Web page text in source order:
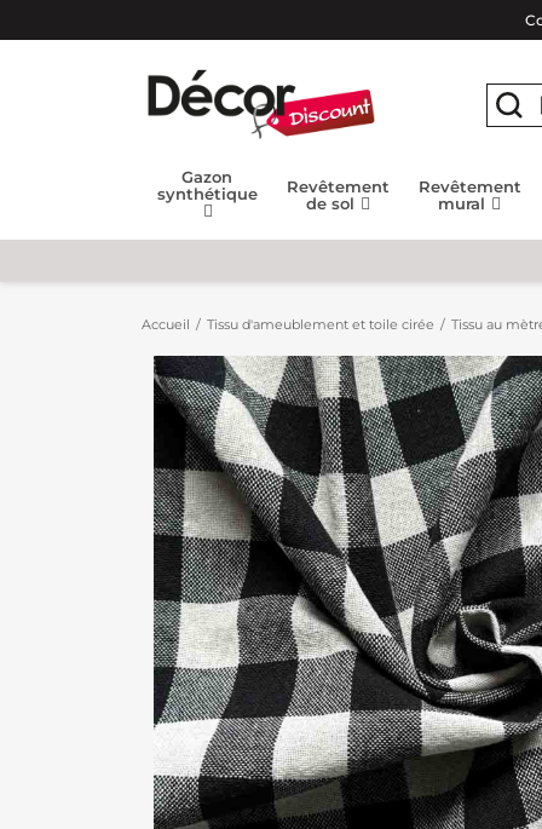
Gazon
synthétique
Revêtement
de sol
Revêtement
mural
Accueil Tissu d'ameublement et toile cirée Tissu au